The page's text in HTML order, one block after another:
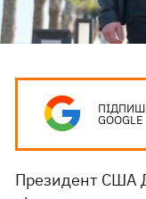
GOOGLE
Президент США